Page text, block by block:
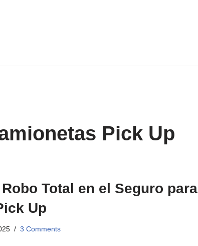
Pick Up
Total en el Seguro para
Up
3 Comments